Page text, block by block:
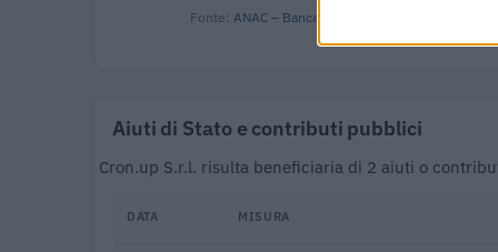
Fonte: ANAC – Banca Dati Nazionale Contratti
Aiuti di Stato e contributi pubblici
Cron.up S.r.l. risulta beneficiaria di 2 aiuti o
DATA MISURA